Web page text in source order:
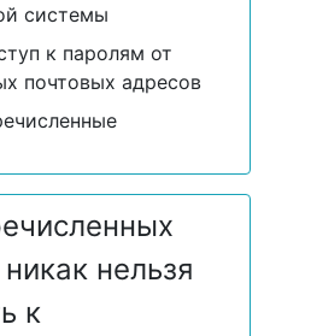
системы
к паролям от
почтовых адресов
нельзя
к